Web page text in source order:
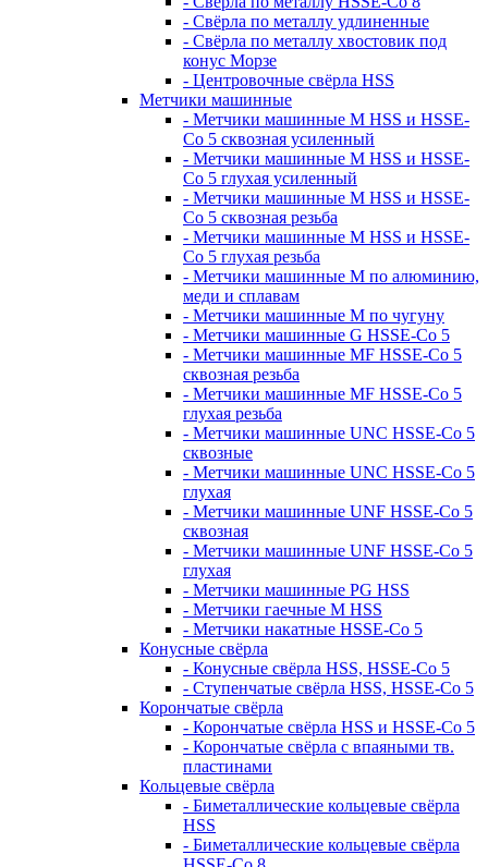
- Свёрла по металлу удлиненные
- Свёрла по металлу хвостовик под
конус Морзе
- Центровочные свёрла HSS
Метчики машинные
- Метчики машинные M HSS и HSSE-
Co 5 сквозная усиленный
- Метчики машинные M HSS и HSSE-
Co 5 глухая усиленный
- Метчики машинные M HSS и HSSE-
Co 5 сквозная резьба
- Метчики машинные M HSS и HSSE-
Co 5 глухая резьба
- Метчики машинные M по алюминию,
меди и сплавам
- Метчики машинные M по чугуну
- Метчики машинные G HSSE-Co 5
- Метчики машинные MF HSSE-Co 5
сквозная резьба
- Метчики машинные MF HSSE-Co 5
глухая резьба
- Метчики машинные UNC HSSE-Co 5
сквозные
- Метчики машинные UNC HSSE-Co 5
глухая
- Метчики машинные UNF HSSE-Co 5
сквозная
- Метчики машинные UNF HSSE-Co 5
глухая
- Метчики машинные PG HSS
- Метчики гаечные M HSS
- Метчики накатные HSSE-Co 5
Конусные свёрла
- Конусные свёрла HSS, HSSE-Co 5
- Ступенчатые свёрла HSS, HSSE-Co 5
Корончатые свёрла
- Корончатые свёрла HSS и HSSE-Co 5
- Корончатые свёрла с впаяными тв.
пластинами
Кольцевые свёрла
- Биметаллические кольцевые свёрла
HSS
- Биметаллические кольцевые свёрла